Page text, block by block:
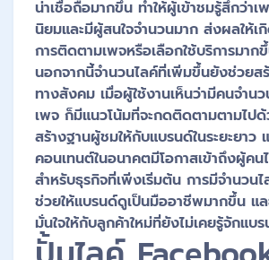
น่าเชื่อถือมากขึ้น ทำให้ผู้เข้าชมรู้สึกว่าเ
นิยมและมีผู้สนใจจำนวนมาก ส่งผลให้เ
การติดตามเพจหรือเลือกใช้บริการมาก
นอกจากนี้จำนวนไลค์ที่เพิ่มขึ้นยังช่วยส
ทางสังคม เมื่อผู้ใช้งานเห็นว่ามีคนจำน
เพจ ก็มีแนวโน้มที่จะกดติดตามตามไป
สร้างฐานผู้ชมให้กับแบรนด์ในระยะยาว
คอนเทนต์ในอนาคตมีโอกาสเข้าถึงผู้คน
สำหรับธุรกิจที่เพิ่งเริ่มต้น การมีจำนวน
ช่วยให้แบรนด์ดูเป็นมืออาชีพมากขึ้น แ
มั่นใจให้กับลูกค้าใหม่ที่ยังไม่เคยรู้จักแบ